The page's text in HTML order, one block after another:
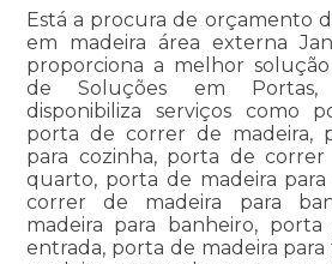
Está a procura de orçamento
em madeira área externa
proporciona a melhor
de Soluções em Portas,
disponibiliza serviços como
porta de correr de madeira,
para cozinha, porta de correr
quarto, porta de madeira
correr de madeira para
madeira para banheiro,
entrada, porta de madeira